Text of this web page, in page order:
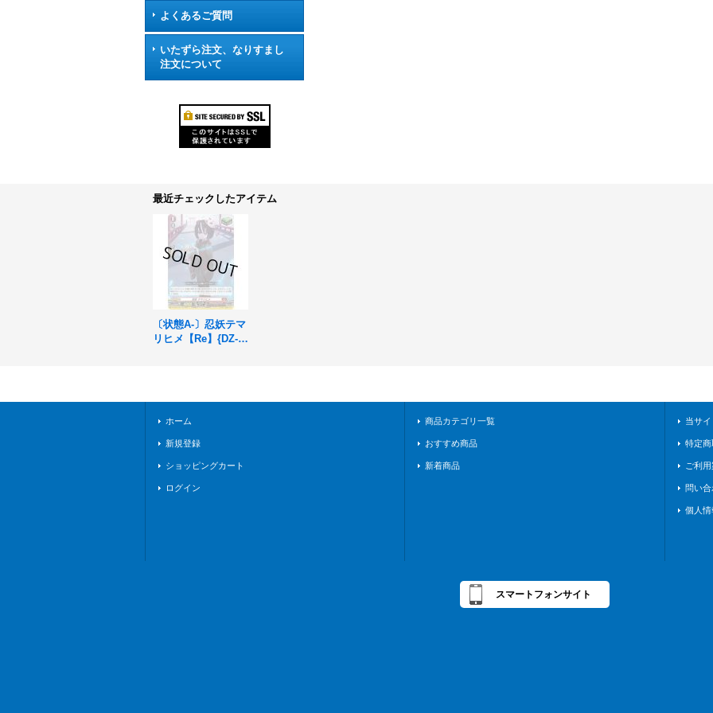
よくあるご質問
いたずら注文、なりすまし
注文について
最近チェックしたアイテム
〔状態A-〕忍妖テマ
リヒメ【Re】{DZ-S
ホーム
新規登録
ショッピングカート
ログイン
商品カテゴリ一覧
おすすめ商品
新着商品
当サ
特定
ご利
問い合
個人
スマートフォンサイト